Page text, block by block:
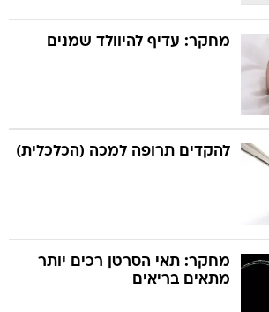
מחקר: עדיף להיוולד שמנים
להקדים תרופה למכה (הכלכלית)
מחקר: תאי הסרטן רכים יותר
מתאים בריאים